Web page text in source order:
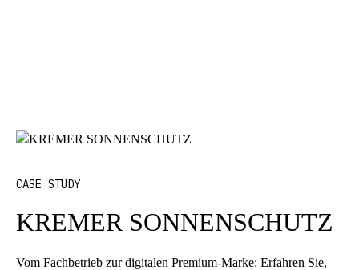
CASE STUDY
KREMER SONNENSCHUTZ
Vom Fachbetrieb zur digitalen Premium-Marke: Erfahren Sie,